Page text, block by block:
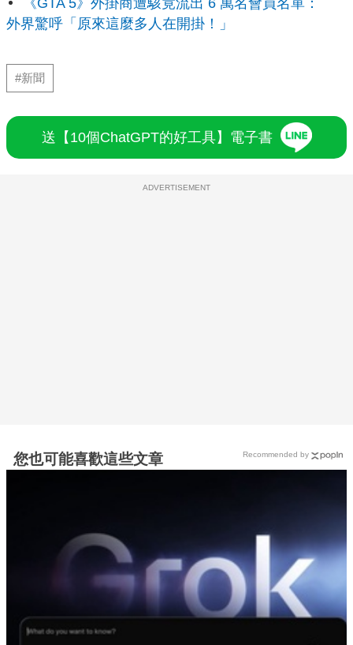
《GTA 5》外掛商遭駭竟流出 6 萬名會員名單：
外界驚呼「原來這麼多人在開掛！」
#新聞
送【10個ChatGPT的好工具】電子書
ADVERTISEMENT
您也可能喜歡這些文章 Recommended by